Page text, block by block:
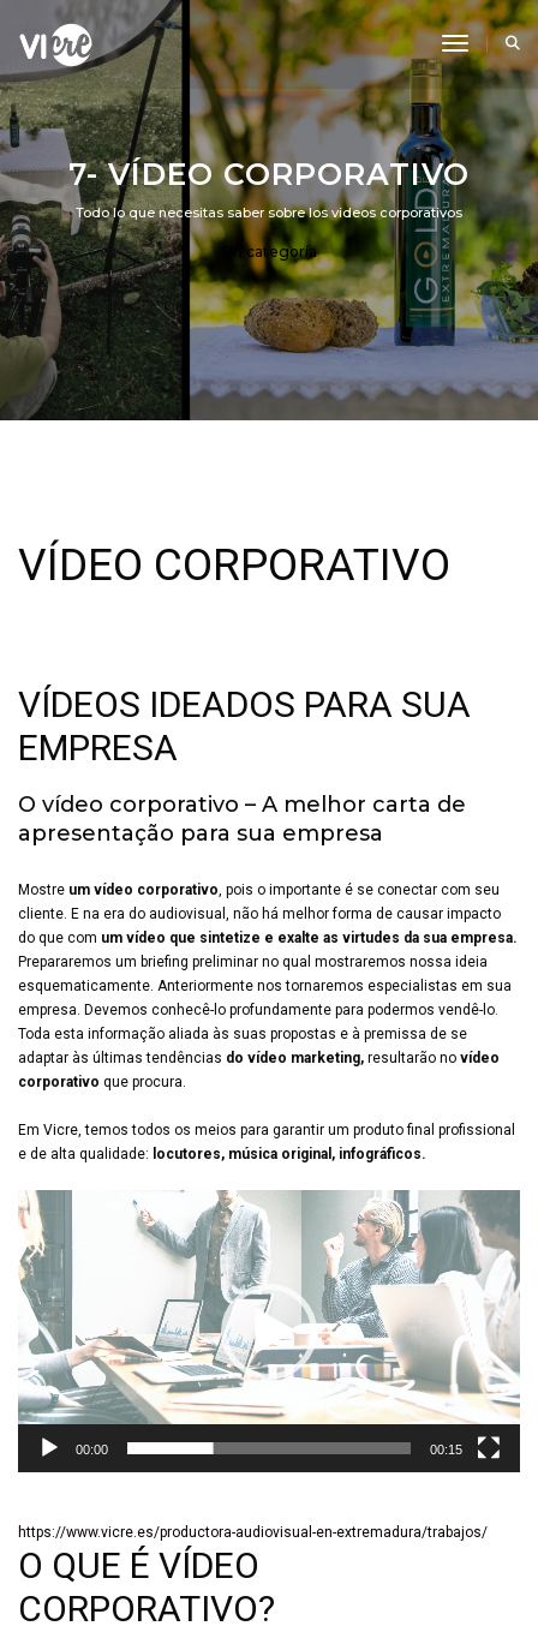
Toggle
7- VÍDEO CORPORATIVO
Todo lo que necesitas saber sobre los videos corporativos
Sin categoría
VÍDEO CORPORATIVO
VÍDEOS IDEADOS PARA SUA
EMPRESA
O vídeo corporativo – A melhor carta de
apresentação para sua empresa
Mostre um vídeo corporativo, pois o importante é se conectar com seu
cliente. E na era do audiovisual, não há melhor forma de causar impacto
do que com um vídeo que sintetize e exalte as virtudes da sua empresa.
Prepararemos um briefing preliminar no qual mostraremos nossa ideia
esquematicamente. Anteriormente nos tornaremos especialistas em sua
empresa. Devemos conhecê-lo profundamente para podermos vendê-lo.
Toda esta informação aliada às suas propostas e à premissa de se
adaptar às últimas tendências do vídeo marketing, resultarão no vídeo
corporativo que procura.
Em Vicre, temos todos os meios para garantir um produto final profissional
e de alta qualidade: locutores, música original, infográficos.
Video
Player
00:00 00:15
https://www.vicre.es/productora-audiovisual-en-extremadura/trabajos/
O QUE É VÍDEO
CORPORATIVO?